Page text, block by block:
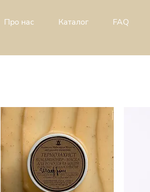
Про нас Каталог FAQ